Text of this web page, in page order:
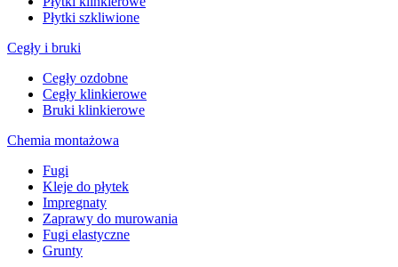
Płytki szkliwione
Cegły i bruki
Cegły ozdobne
Cegły klinkierowe
Bruki klinkierowe
Chemia montażowa
Fugi
Kleje do płytek
Impregnaty
Zaprawy do murowania
Fugi elastyczne
Grunty